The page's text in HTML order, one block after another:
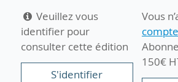
Veuillez vous
identifier pour
consulter cette édition
S'identifier
Vous
150€